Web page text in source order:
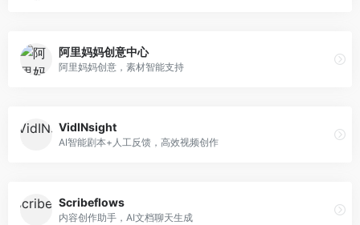
阿里妈妈创意中心
阿里妈妈创意，素材智能支持
VidINsight
AI智能剧本+人工反馈，高效视频创作
Scribeflows
内容创作助手，AI文档聊天生成